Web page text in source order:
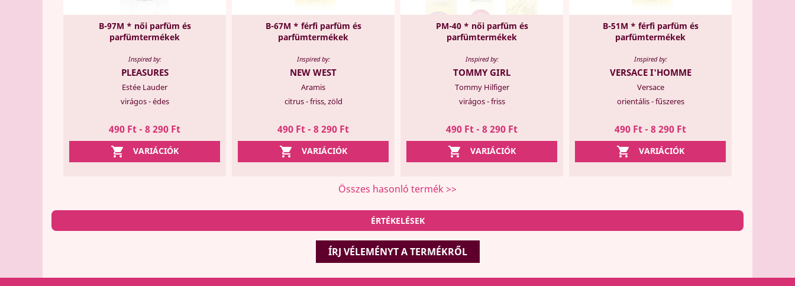
B-97M * női parfüm és
parfümtermékek
Inspired by:
PLEASURES
Estée Lauder
virágos - édes
490 Ft - 8 290 Ft
 VARIÁCIÓK
B-67M * férfi parfüm és
parfümtermékek
Inspired by:
NEW WEST
Aramis
citrus - friss, zöld
490 Ft - 8 290 Ft
 VARIÁCIÓK
PM-40 * női parfüm és
parfümtermékek
Inspired by:
TOMMY GIRL
Tommy Hilfiger
virágos - friss
490 Ft - 8 290 Ft
 VARIÁCIÓK
B-51M * férfi parfüm és
parfümtermékek
Inspired by:
VERSACE I'HOMME
Versace
orientális - fűszeres
490 Ft - 8 290 Ft
 VARIÁCIÓK
Összes hasonló termék >>
ÉRTÉKELÉSEK
ÍRJ VÉLEMÉNYT A TERMÉKRŐL